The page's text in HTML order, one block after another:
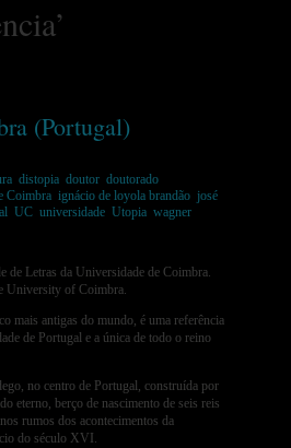
(Portugal)
distopia doutor doutorado
Coimbra ignácio de loyola brandão josé
UC universidade Utopia wagner
de Letras da Universidade de Coimbra.
University of Coimbra.
mais antigas do mundo, é uma referência
de Portugal e a única de todo o reino
no centro de Portugal, construída por
eterno, berço de nascimento de seis reis
rumos dos acontecimentos da
do século XVI.